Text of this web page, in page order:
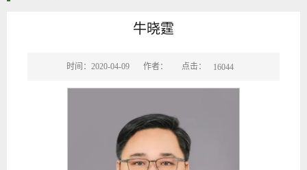
牛晓霆
时间：2020-04-09 作者： 点击： 16044